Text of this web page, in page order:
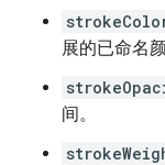
展的已命名
间。